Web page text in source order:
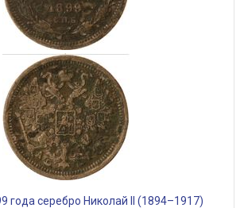
года серебро Николай II (1894–1917)